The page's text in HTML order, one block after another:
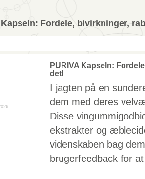
Kapseln: Fordele, bivirkninger,
PURIVA Kapseln:
det!
I jagten på en
dem med deres
Disse
ekstrakter og
videnskaben bag
brugerfeedback for